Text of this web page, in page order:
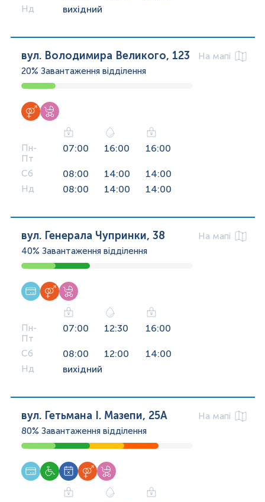
Нд вихідний
вул. Володимира Великого, 123
На мапі
20% Завантаження відділення
Пн-
Пт
07:00 16:00 16:00
Сб 08:00 14:00 14:00
Нд 08:00 14:00 14:00
вул. Генерала Чупринки, 38
На мапі
40% Завантаження відділення
Пн-
Пт
07:00 12:30 16:00
Сб 08:00 12:00 14:00
Нд вихідний
вул. Гетьмана І. Мазепи, 25А
На мапі
80% Завантаження відділення